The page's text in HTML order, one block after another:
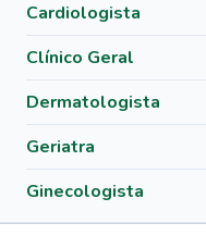
Cardiologista
Clínico Geral
Dermatologista
Geriatra
Ginecologista